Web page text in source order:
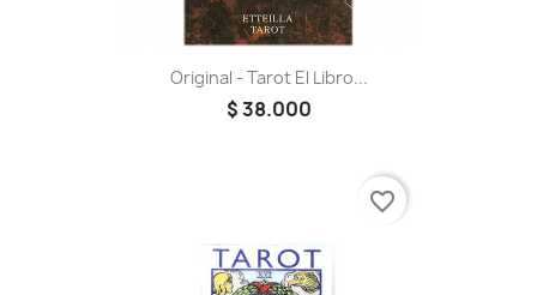
Original - Tarot El Libro...
$ 38.000
favorite_border